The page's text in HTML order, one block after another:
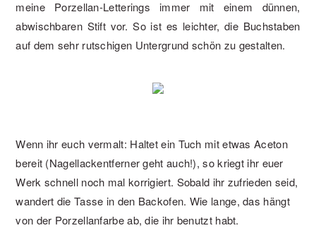
meine Porzellan-Letterings immer mit einem dünnen,
abwischbaren Stift vor. So ist es leichter, die Buchstaben
auf dem sehr rutschigen Untergrund schön zu gestalten.
Wenn ihr euch vermalt: Haltet ein Tuch mit etwas Aceton
bereit (Nagellackentferner geht auch!), so kriegt ihr euer
Werk schnell noch mal korrigiert. Sobald ihr zufrieden seid,
wandert die Tasse in den Backofen. Wie lange, das hängt
von der Porzellanfarbe ab, die ihr benutzt habt.